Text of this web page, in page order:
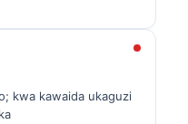
kwa kawaida ukaguzi